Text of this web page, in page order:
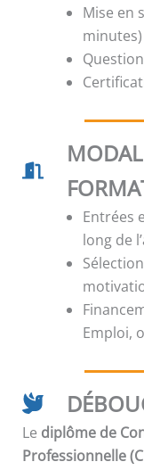
Mise en
minutes)
Entrées
long de
Emploi,
Le diplôme de
Professionnelle